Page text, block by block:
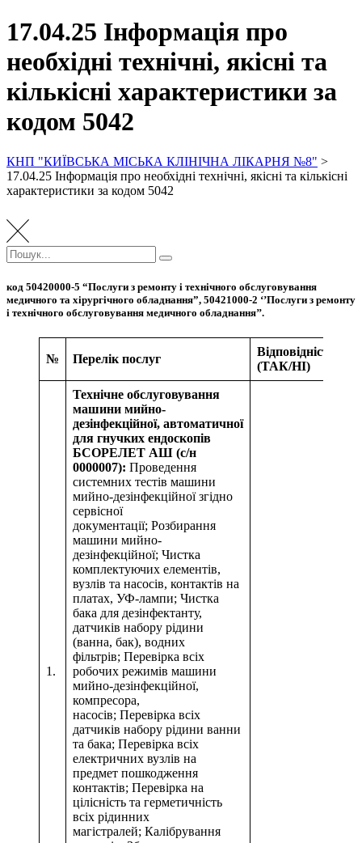
17.04.25 Інформація про
необхідні технічні, якісні та
кількісні характеристики за
кодом 5042
КНП "КИЇВСЬКА МІСЬКА КЛІНІЧНА ЛІКАРНЯ №8" >
17.04.25 Інформація про необхідні технічні, якісні та кількісні
характеристики за кодом 5042
Пошук:
Пошук
код 50420000-5 “Послуги з ремонту і технічного обслуговування
медичного та хірургічного обладнання”, 50421000-2 ‘’Послуги з ремонту
і технічного обслуговування медичного обладнання’’.
№ Перелік послуг
Відповідність
(ТАК/НІ)
1.
Технічне обслуговування
машини мийно-
дезінфекційної, автоматичної
для гнучких ендоскопів
БСОРЕЛЕТ АШ (с/н
0000007): Проведення
системних тестів машини
мийно-дезінфекційної згідно
сервісної
документації; Розбирання
машини мийно-
дезінфекційної; Чистка
комплектуючих елементів,
вузлів та насосів, контактів на
платах, УФ-лампи; Чистка
бака для дезінфектанту,
датчиків набору рідини
(ванна, бак), водних
фільтрів; Перевірка всіх
робочих режимів машини
мийно-дезінфекційної,
компресора,
насосів; Перевірка всіх
датчиків набору рідини ванни
та бака; Перевірка всіх
електричних вузлів на
предмет пошкодження
контактів; Перевірка на
цілісність та герметичність
всіх рідинних
магістралей; Калібрування